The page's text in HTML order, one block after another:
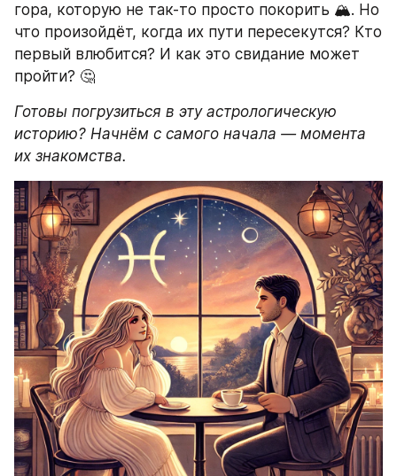
гора, которую не так-то просто покорить 🏔️. Но
что произойдёт, когда их пути пересекутся? Кто
первый влюбится? И как это свидание может
пройти? 🤔
Готовы погрузиться в эту астрологическую
историю? Начнём с самого начала — момента
их знакомства.